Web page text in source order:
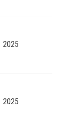
2025
2025